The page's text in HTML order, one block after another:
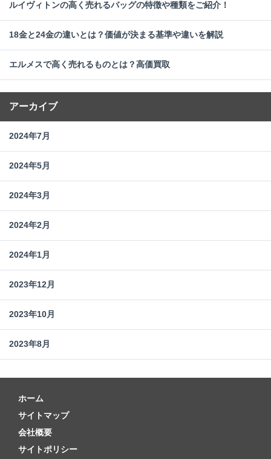
ルイヴィトンの高く売れるバッグの特徴や種類をご紹介！
18金と24金の違いとは？価値が決まる基準や違いを解説
エルメスで高く売れるものとは？高価買取
アーカイブ
2024年7月
2024年5月
2024年3月
2024年2月
2024年1月
2023年12月
2023年10月
2023年8月
ホーム
サイトマップ
会社概要
サイトポリシー